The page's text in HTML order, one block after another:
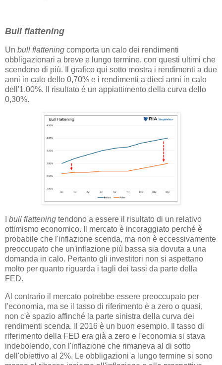
Bull flattening
Un bull flattening comporta un calo dei rendimenti
obbligazionari a breve e lungo termine, con questi ultimi che
scendono di più. Il grafico qui sotto mostra i rendimenti a due
anni in calo dello 0,70% e i rendimenti a dieci anni in calo
dell'1,00%. Il risultato è un appiattimento della curva dello
0,30%.
bull flattening tendono a essere il risultato di un relativo
ottimismo economico. Il mercato è incoraggiato perché è
probabile che l'inflazione scenda, ma non è eccessivamente
preoccupato che un'inflazione più bassa sia dovuta a una
domanda in calo. Pertanto gli investitori non si aspettano
molto per quanto riguarda i tagli dei tassi da parte della
FED.
Al contrario il mercato potrebbe essere preoccupato per
l'economia, ma se il tasso di riferimento è a zero o quasi,
non c'è spazio affinché la parte sinistra della curva dei
rendimenti scenda. Il 2016 è un buon esempio. Il tasso di
riferimento della FED era già a zero e l'economia si stava
indebolendo, con l'inflazione che rimaneva al di sotto
dell'obiettivo al 2%. Le obbligazioni a lungo termine si sono